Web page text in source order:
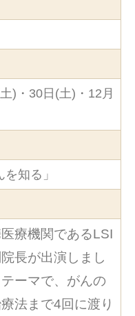
)・30日(土)・12月
知る」
療機関であるLSI
長が出演しまし
ーマで、がんの
法まで4回に渡り